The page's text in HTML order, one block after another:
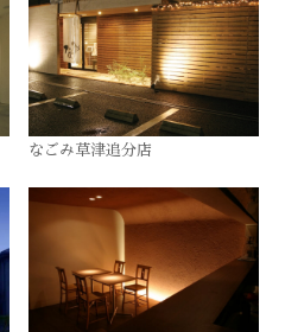
なごみ草津追分店